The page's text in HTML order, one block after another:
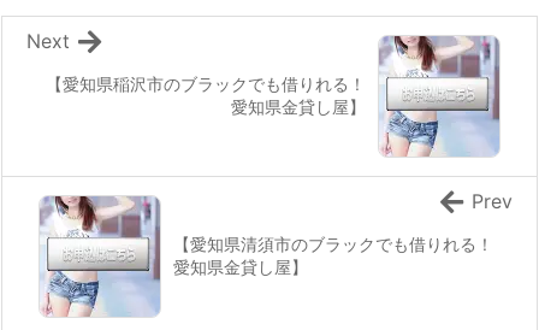
【愛知県稲沢市のブラックでも借りれる！
愛知県金貸し屋】
Next
【愛知県清須市のブラックでも借りれる！
愛知県金貸し屋】
Prev